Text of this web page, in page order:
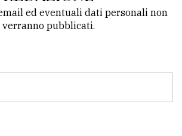
ed eventuali dati personali non
verranno pubblicati.